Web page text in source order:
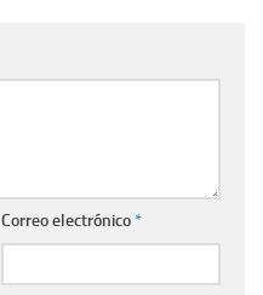
Correo electrónico*